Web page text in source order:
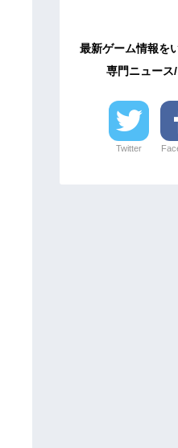
最新ゲーム情報を
専門ニュース
Twitter